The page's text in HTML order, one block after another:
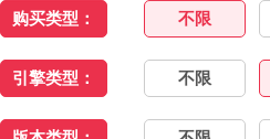
购买类型： 不限
引擎类型： 不限